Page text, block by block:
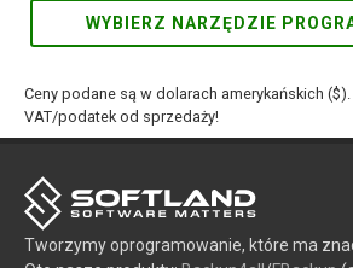
WYBIERZ NARZĘDZIE
Ceny podane są w dolarach amerykańskich
VAT/podatek od sprzedaży!
Tworzymy oprogramowanie, które ma